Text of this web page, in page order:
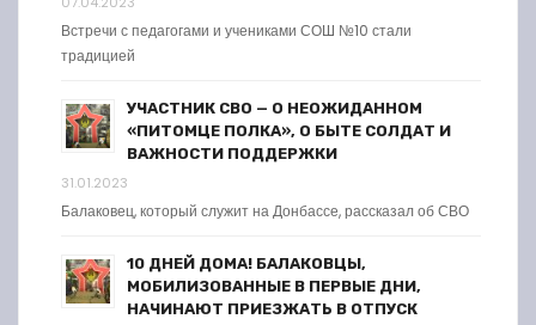
Встречи с педагогами и учениками СОШ №10 стали
традицией
УЧАСТНИК СВО — О НЕОЖИДАННОМ
«ПИТОМЦЕ ПОЛКА», О БЫТЕ СОЛДАТ И
ВАЖНОСТИ ПОДДЕРЖКИ
31.01.2023
Балаковец, который служит на Донбассе, рассказал об СВО
10 ДНЕЙ ДОМА! БАЛАКОВЦЫ,
МОБИЛИЗОВАННЫЕ В ПЕРВЫЕ ДНИ,
НАЧИНАЮТ ПРИЕЗЖАТЬ В ОТПУСК